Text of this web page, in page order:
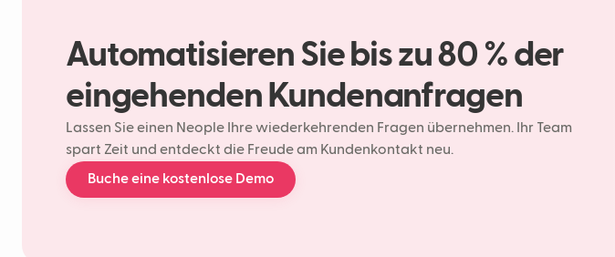
Automatisieren Sie bis zu 80 % der
eingehenden Kundenanfragen
Lassen Sie einen Neople Ihre wiederkehrenden Fragen übernehmen. Ihr Team
spart Zeit und entdeckt die Freude am Kundenkontakt neu.
Buche eine kostenlose Demo